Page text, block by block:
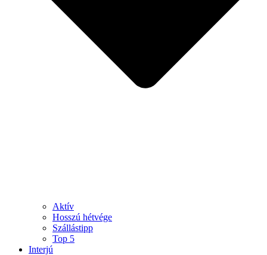
Aktív
Hosszú hétvége
Szállástipp
Top 5
Interjú